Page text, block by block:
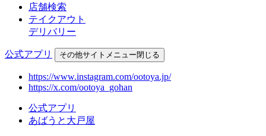
店舗検索
テイクアウト
デリバリー
公式アプリ その他サイトメニュー閉じる
https://www.instagram.com/ootoya.jp/
https://x.com/ootoya_gohan
公式アプリ
あばうと大戸屋